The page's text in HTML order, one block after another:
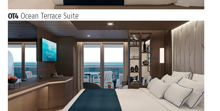
OT4 Ocean Terrace Suite